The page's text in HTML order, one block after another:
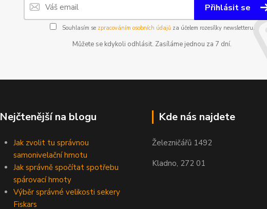
Přihlásit se
Souhlasím se zpracováním osobních údajůza účelem rozesílky newsletteru.
Můžete se kdykoli odhlásit. Zasíláme jednou za 7 dní.
Nejčtenější na blogu
Jak zvolit tu správnou
samonivelační hmotu
Jak správně spočítat spotřebu
spárovací hmoty
Výběr správné velikosti sekery
Fiskars
Kde nás najdete
Železničářů 1492
Kladno, 272 01